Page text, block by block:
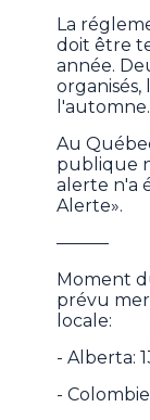
La
doit être
année.
l'automne.
Au
publique
alerte n'a
Alerte».
———
Moment
prévu
locale:
- Alberta:
-